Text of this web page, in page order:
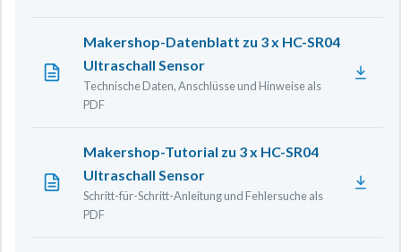
Makershop-Datenblatt zu 3 x HC-SR04
Ultraschall Sensor
Technische Daten, Anschlüsse und Hinweise als
PDF
Makershop-Tutorial zu 3 x HC-SR04
Ultraschall Sensor
Schritt-für-Schritt-Anleitung und Fehlersuche als
PDF